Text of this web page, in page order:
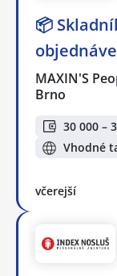
📦
MAXIN'S
Brno
30 000 –
Vhodné
včerejší